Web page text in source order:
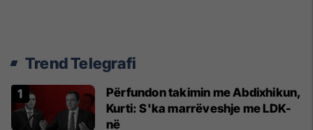
Trend Telegrafi
Përfundon takimin me Abdixhikun,
Kurti: S'ka marrëveshje me LDK-
në